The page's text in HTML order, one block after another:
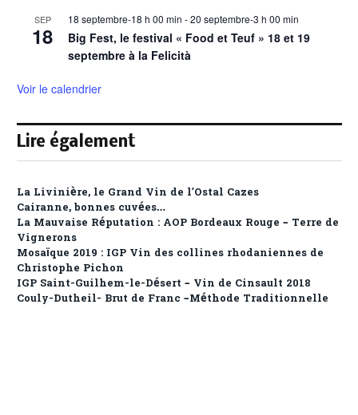
SEP
18
18 septembre-18 h 00 min -20 septembre-3 h 00 min
Big Fest, le festival « Food et Teuf » 18 et 19
septembre à la Felicità
Voir le calendrier
Lire également
La Livinière, le Grand Vin de l’Ostal Cazes
Cairanne, bonnes cuvées…
La Mauvaise Réputation : AOP Bordeaux Rouge – Terre de
Vignerons
Mosaïque 2019 : IGP Vin des collines rhodaniennes de
Christophe Pichon
IGP Saint-Guilhem-le-Désert – Vin de Cinsault 2018
Couly-Dutheil- Brut de Franc –Méthode Traditionnelle